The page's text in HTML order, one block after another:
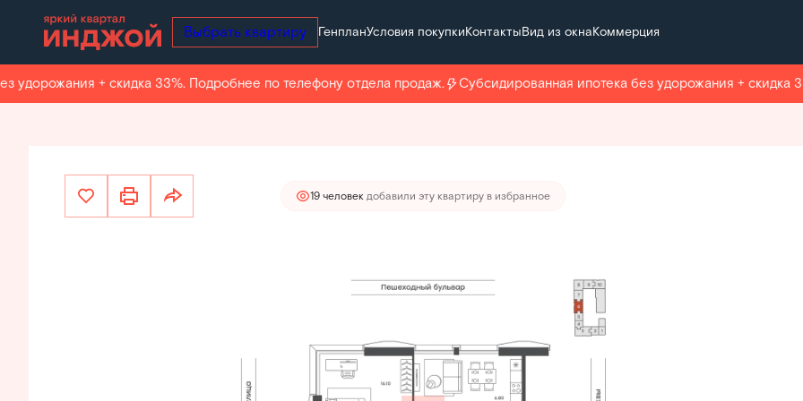
Выбрать квартиру ГенпланУсловия покупкиКонтактыВид из окнаКоммерция
+ скидка 33%. Подробнее по телефону отдела продаж. Субсидированная ипотека без удорожания + скидка
3-комнатная68.1 м2
35 075 421 руб.Ипотекаот 268 773 руб./мес.
19 человек добавили эту квартиру в избранное